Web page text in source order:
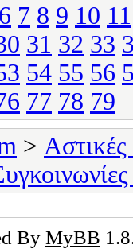
6 7 8 9 10 11
31 32 33
54 55 56
77 78 79
>
By MyBB